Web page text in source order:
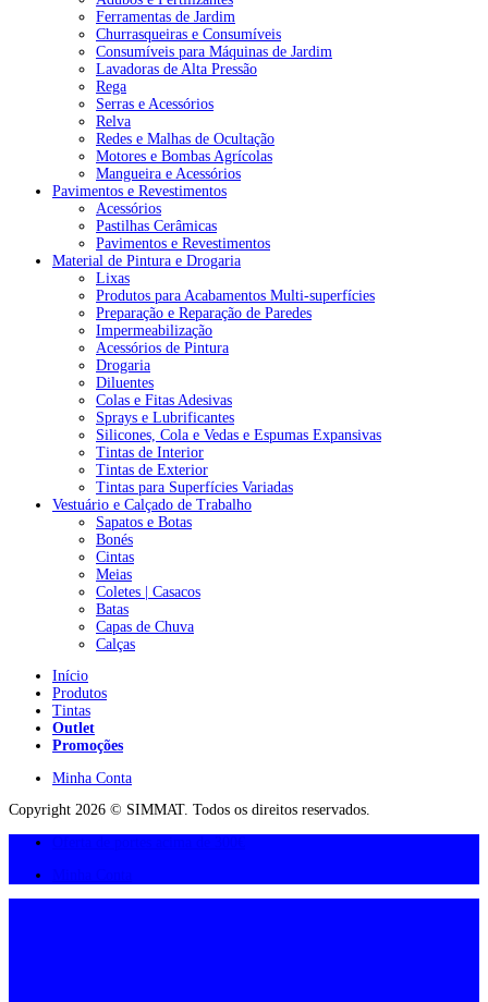
Ferramentas de Jardim
Churrasqueiras e Consumíveis
Consumíveis para Máquinas de Jardim
Lavadoras de Alta Pressão
Rega
Serras e Acessórios
Relva
Redes e Malhas de Ocultação
Motores e Bombas Agrícolas
Mangueira e Acessórios
Pavimentos e Revestimentos
Acessórios
Pastilhas Cerâmicas
Pavimentos e Revestimentos
Material de Pintura e Drogaria
Lixas
Produtos para Acabamentos Multi-superfícies
Preparação e Reparação de Paredes
Impermeabilização
Acessórios de Pintura
Drogaria
Diluentes
Colas e Fitas Adesivas
Sprays e Lubrificantes
Silicones, Cola e Vedas e Espumas Expansivas
Tintas de Interior
Tintas de Exterior
Tintas para Superfícies Variadas
Vestuário e Calçado de Trabalho
Sapatos e Botas
Bonés
Cintas
Meias
Coletes | Casacos
Batas
Capas de Chuva
Calças
Início
Produtos
Tintas
Outlet
Promoções
Minha Conta
Copyright 2026 © SIMMAT. Todos os direitos reservados.